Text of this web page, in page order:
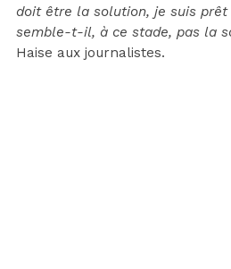
doit être la solution, je suis prêt
semble-t-il, à ce stade, pas la
Haise aux journalistes.